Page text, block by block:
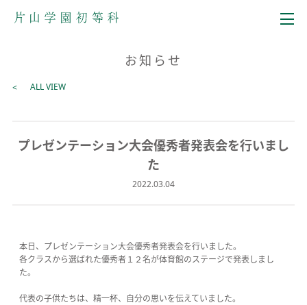
お知らせ
ALL VIEW
プレゼンテーション大会優秀者発表会を行いまし
た
2022.03.04
本日、プレゼンテーション大会優秀者発表会を行いました。
各クラスから選ばれた優秀者１２名が体育館のステージで発表しまし
た。
代表の子供たちは、精一杯、自分の思いを伝えていました。